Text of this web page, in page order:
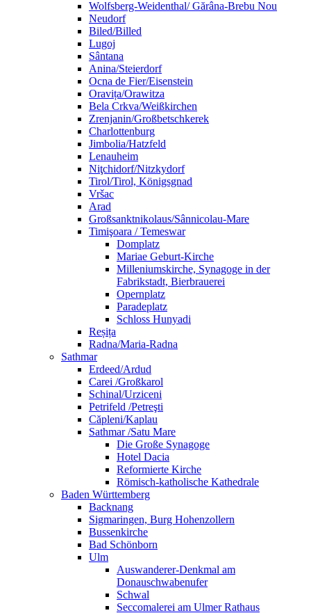
Wolfsberg-Weidenthal/ Gărâna-Brebu Nou
Neudorf
Biled/Billed
Lugoj
Sântana
Anina/Steierdorf
Ocna de Fier/Eisenstein
Oravița/Orawitza
Bela Crkva/Weißkirchen
Zrenjanin/Großbetschkerek
Charlottenburg
Jimbolia/Hatzfeld
Lenauheim
Niţchidorf/Nitzkydorf
Tirol/Tirol, Königsgnad
Vršac
Arad
Großsanktnikolaus/Sânnicolau-Mare
Timişoara / Temeswar
Domplatz
Mariae Geburt-Kirche
Milleniumskirche, Synagoge in der
Fabrikstadt, Bierbrauerei
Opernplatz
Paradeplatz
Schloss Hunyadi
Reșița
Radna/Maria-Radna
Sathmar
Erdeed/Ardud
Carei /Großkarol
Schinal/Urziceni
Petrifeld /Petreşti
Căpleni/Kaplau
Sathmar /Satu Mare
Die Große Synagoge
Hotel Dacia
Reformierte Kirche
Römisch-katholische Kathedrale
Baden Württemberg
Backnang
Sigmaringen, Burg Hohenzollern
Bussenkirche
Bad Schönborn
Ulm
Auswanderer-Denkmal am
Donauschwabenufer
Schwal
Seccomalerei am Ulmer Rathaus